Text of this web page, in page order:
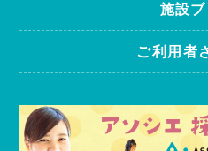
施設
ご利用者